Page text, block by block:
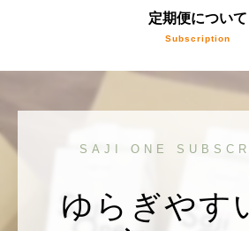
定期便について
SAJI ONE
ゆらぎやす